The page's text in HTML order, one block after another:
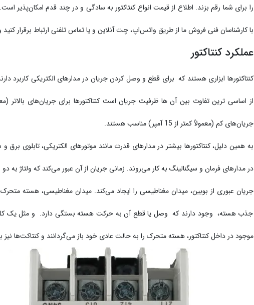
را برای شما رقم بزند. اطلاع از قیمت انواع کنتاکتور به سادگی و در چند قدم امکان‌پذیر
با کارشناسان فنی فروش ما از طریق واتس‌اپ، چت آنلاین و یا تماس تلفنی ارتباط برقرار
عملکرد کنتاکتور
کنتاکتورها ابزاری هستند که برای قطع و وصل کردن جریان در مدارهای الکتریکی کاربرد
جریان‌های کم (معمولاً کمتر از 15 آمپر) مناسب هستند.
در مدارهای فرمان و سیگنالینگ به کار می‌روند. زمانی جریان از آن عبور می‌کند که ولتاژ به دو
جریان عبوری از بوبین، میدان مغناطیسی را ایجاد می‌کند. میدان مغناطیسی، هسته
جذب هسته، وجود دارند که وصل یا قطع آن به حرکت هسته بستگی دارد. و مثل یک کلید
موجود در داخل کنتاکتور، هسته متحرک را به حالت عادی خود باز می‌گردانند و کنتاکت‌ها نیز